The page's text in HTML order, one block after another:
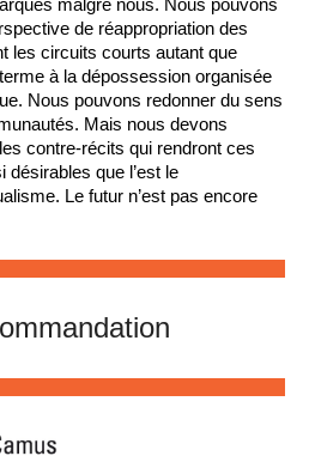
malgré nous. Nous pouvons
de réappropriation des
les circuits courts autant que
à la dépossession organisée
Nous pouvons redonner du sens
Mais nous devons
contre-récits qui rendront ces
désirables que l’est le
Le futur n’est pas encore